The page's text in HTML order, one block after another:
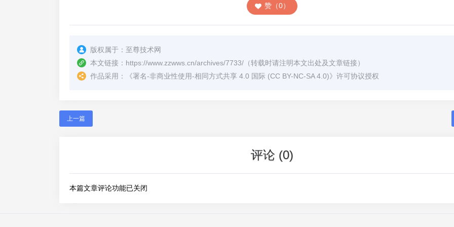
赞（0）
版权属于： 至尊技术网
本文链接： https://www.zzwws.cn/archives/7733/ （转载时请注明本文出处及文章链接）
作品采用：
《署名-非商业性使用-相同方式共享 4.0 国际 (CC BY-NC-SA 4.0)》许可协议授权
上一篇
评论 (0)
本篇文章评论功能已关闭